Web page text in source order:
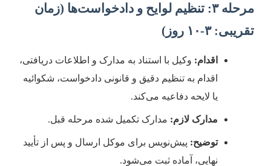
مرحله ۳: تنظیم لوایح و دادخواست‌ها (زمان
۳-۱۰ روز)
اقدام:وکیل با استناد به مدارک و اطلاعات دریافتی،
اقدام به تنظیم دقیق و قانونی دادخواست، شکوائیه
یا لایحه دفاعیه می‌کند.
مدارک لازم: مدارک تکمیل شده مرحله قبل.
توضیح:پیش‌نویس برای موکل ارسال و پس از تأیید
نهایی، آماده ثبت می‌شود.